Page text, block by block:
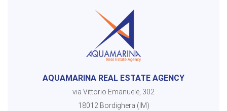
AQUAMARINA REAL ESTATE AGENCY
via Vittorio Emanuele, 302
18012 Bordighera (IM)